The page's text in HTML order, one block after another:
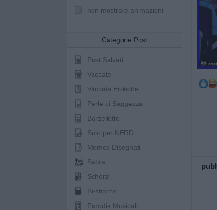
non mostrare animazioni
Categorie Post
Post Salvati
Vaccate
Vaccate Erotiche
Perle di Saggezza
Barzellette
Solo per NERD
Memes Disegnati
Satira
Scherzi
Bestiacce
Parodie Musicali